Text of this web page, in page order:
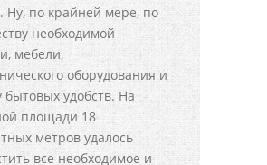
Ну, по крайней мере, по
необходимой
мебели,
оборудования и
бытовых удобств. На
площади 18
метров удалось
все необходимое и